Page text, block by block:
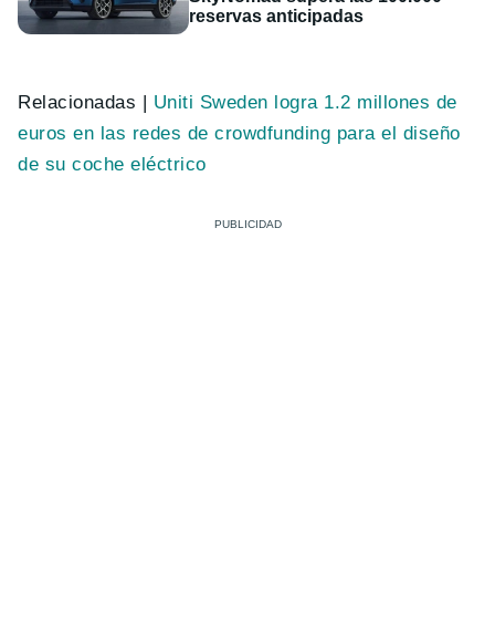
reservas anticipadas
Relacionadas | Uniti Sweden logra 1.2 millones de
euros en las redes de crowdfunding para el diseño
de su coche eléctrico